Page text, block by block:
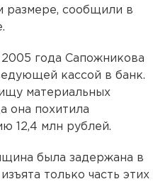
размере, сообщили в
2005 года Сапожникова
кассой в банк.
материальных
она похитила
12,4 млн рублей.
была задержана в
только часть этих